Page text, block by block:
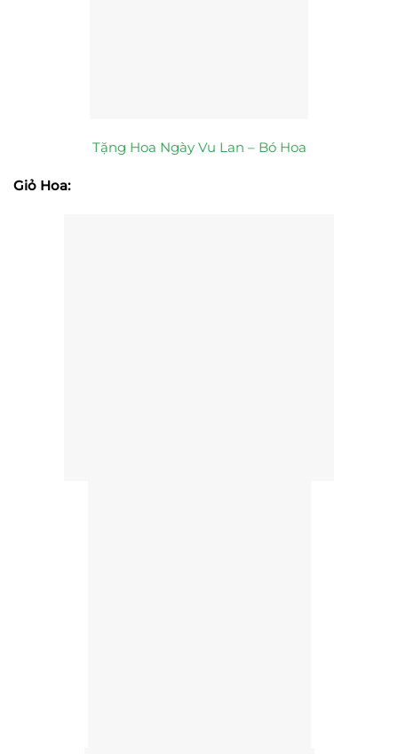
Tặng Hoa Ngày Vu Lan – Bó Hoa
Giỏ Hoa: